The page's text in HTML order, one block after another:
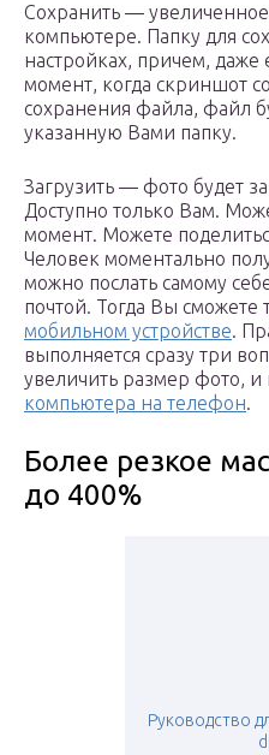
Сохранить —
компьютере. Папку для
настройках, причем, даже
момент, когда скриншот
сохранения файла, файл
указанную Вами папку.
Загрузить — фото будет
Доступно только Вам.
момент. Можете
Человек моментально
можно послать самому
почтой. Тогда Вы сможете
мобильном устройстве.
выполняется сразу три
увеличить размер фото, и
компьютера на телефон.
Более резкое
до 400%
Руководство